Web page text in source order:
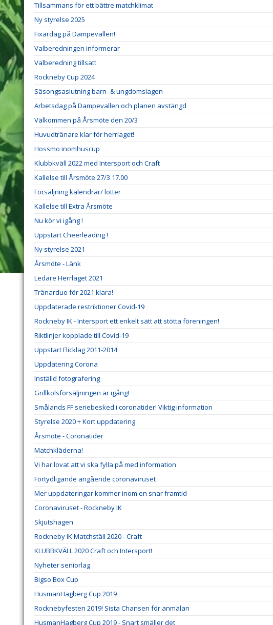
Tillsammans för ett bättre matchklimat
Ny styrelse 2025
Fixardag på Dampevallen!
Valberedningen informerar
Valberedning tillsatt
Rockneby Cup 2024
Säsongsaslutning barn- & ungdomslagen
Arbetsdag på Dampevallen och planen avstängd
Välkommen på Årsmöte den 20/3
Huvudtränare klar för herrlaget!
Hossmo inomhuscup
Klubbkväll 2022 med Intersport och Craft
Kallelse till Årsmöte 27/3 17.00
Försäljning kalendrar/ lotter
Kallelse till Extra Årsmöte
Nu kör vi igång !
Uppstart Cheerleading !
Ny styrelse 2021
Årsmöte - Länk
Ledare Herrlaget 2021
Tränarduo för 2021 klara!
Uppdaterade restriktioner Covid-19
Rockneby IK - Intersport ett enkelt sätt att stötta föreningen!
Riktlinjer kopplade till Covid-19
Uppstart Flicklag 2011-2014
Uppdatering Corona
Inställd fotografering
Grillkolsförsäljningen är igång!
Smålands FF seriebesked i coronatider! Viktig information
Styrelse 2020 + Kort uppdatering
Årsmöte - Coronatider
Matchkläderna!
Vi har lovat att vi ska fylla på med information
Förtydligande angående coronaviruset
Mer uppdateringar kommer inom en snar framtid
Coronaviruset - Rockneby IK
Skjutshagen
Rockneby IK Matchställ 2020 - Craft
KLUBBKVÄLL 2020 Craft och Intersport!
Nyheter seniorlag
Bigso Box Cup
HusmanHagberg Cup 2019
Rocknebyfesten 2019! Sista Chansen för anmälan
HusmanHagberg Cup 2019 - Snart smäller det